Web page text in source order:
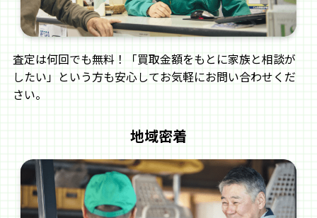
機）
サン機工 サシナミ
マルマス
イチネン 石村鉄工
査定は何回でも無料！「買取金額をもとに家族と相談が
したい」という方も安心してお気軽にお問い合わせくだ
さい。
地域密着